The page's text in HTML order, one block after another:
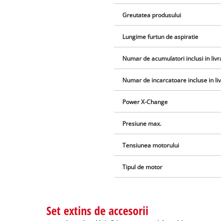
Greutatea produsului
Lungime furtun de aspiratie
Numar de acumulatori inclusi in
Numar de incarcatoare incluse in
Power X-Change
Presiune max.
Tensiunea motorului
Tipul de motor
Set extins de accesorii